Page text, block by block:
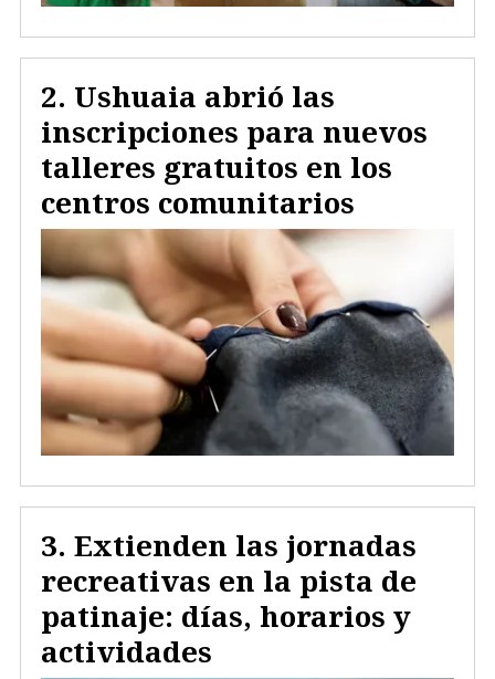
Ushuaia abrió las
inscripciones para nuevos
talleres gratuitos en los
centros comunitarios
Extienden las jornadas
recreativas en la pista de
patinaje: días, horarios y
actividades